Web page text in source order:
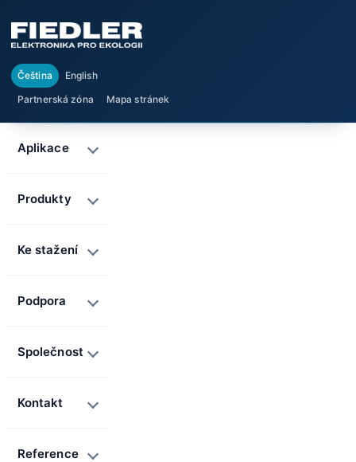
Čeština
English
Partnerská zóna
Mapa stránek
Aplikace
Produkty
Ke stažení
Podpora
Společnost
Kontakt
Reference